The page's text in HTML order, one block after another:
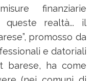
finanziarie
realtà... il
promosso da
e datoriali
barese, ha come